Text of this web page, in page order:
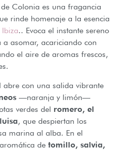
Colonia es una fragancia
rinde homenaje a la esencia
Ibiza.. Evoca el instante sereno
a asomar, acariciando con
el aire de aromas frescos,
abre con una salida vibrante
—naranja y limón—
verdes del romero, el
, que despiertan los
marina al alba. En el
de tomillo, salvia,